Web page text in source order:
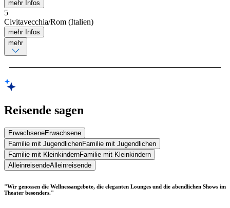
mehr Infos
5
Civitavecchia/Rom (Italien)
mehr Infos
mehr
Reisende sagen
ErwachseneErwachsene
Familie mit JugendlichenFamilie mit Jugendlichen
Familie mit KleinkindernFamilie mit Kleinkindern
AlleinreisendeAlleinreisende
"Wir genossen die Wellnessangebote, die eleganten Lounges und die abendlichen Shows im
Theater besonders."